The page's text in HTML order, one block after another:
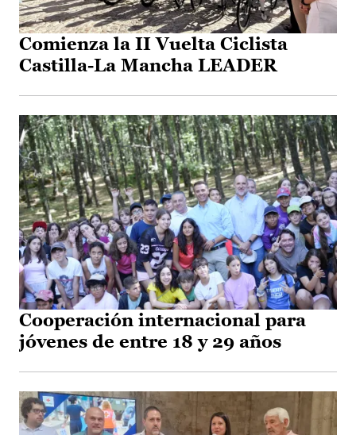
Comienza la II Vuelta Ciclista
Castilla-La Mancha LEADER
Cooperación internacional para
jóvenes de entre 18 y 29 años